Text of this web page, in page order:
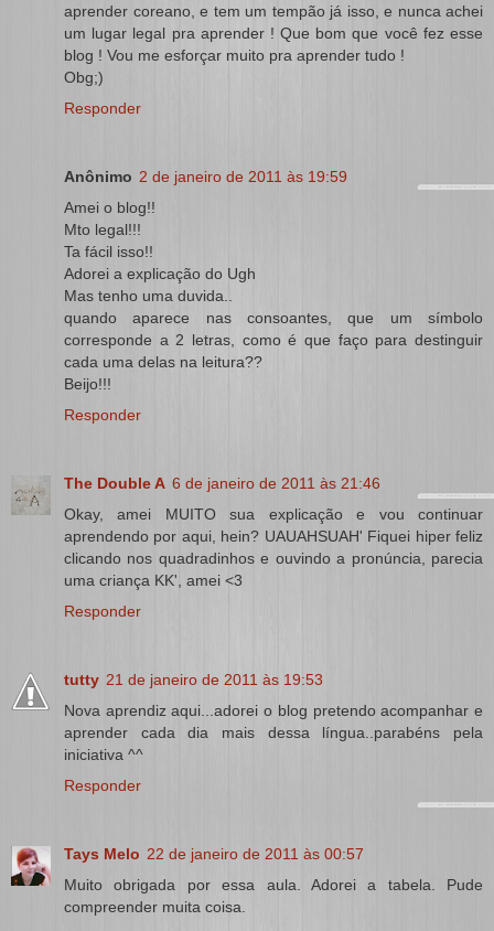
aprender coreano, e tem um tempão já isso, e nunca achei
um lugar legal pra aprender ! Que bom que você fez esse
blog ! Vou me esforçar muito pra aprender tudo !
Obg;)
Responder
Anônimo 2 de janeiro de 2011 às 19:59
Amei o blog!!
Mto legal!!!
Ta fácil isso!!
Adorei a explicação do Ugh
Mas tenho uma duvida..
quando aparece nas consoantes, que um símbolo
corresponde a 2 letras, como é que faço para destinguir
cada uma delas na leitura??
Beijo!!!
Responder
The Double A 6 de janeiro de 2011 às 21:46
Okay, amei MUITO sua explicação e vou continuar
aprendendo por aqui, hein? UAUAHSUAH' Fiquei hiper feliz
clicando nos quadradinhos e ouvindo a pronúncia, parecia
uma criança KK', amei <3
Responder
tutty 21 de janeiro de 2011 às 19:53
Nova aprendiz aqui...adorei o blog pretendo acompanhar e
aprender cada dia mais dessa língua..parabéns pela
iniciativa ^^
Responder
Tays Melo 22 de janeiro de 2011 às 00:57
Muito obrigada por essa aula. Adorei a tabela. Pude
compreender muita coisa.